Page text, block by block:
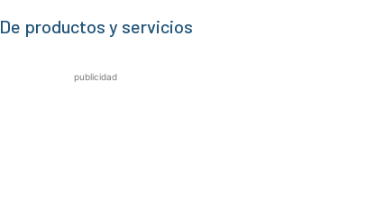
De productos y servicios
publicidad